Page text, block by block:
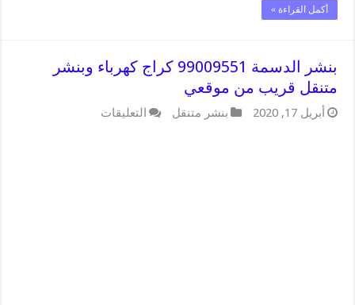
أكمل القراءة »
بنشر الدسمة 99009551 كراج كهرباء وبنشر
متنقل قريب من موقعي
أبريل 17, 2020 بنشر متنقل التعليقات